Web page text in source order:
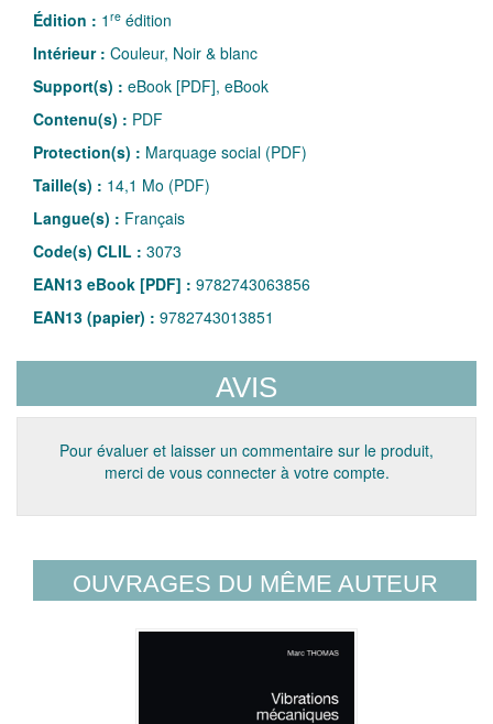
Édition : 1 re édition
Intérieur : Couleur, Noir & blanc
Support(s) : eBook [PDF], eBook
Contenu(s) : PDF
Protection(s) : Marquage social (PDF)
Taille(s) : 14,1 Mo (PDF)
Langue(s) : Français
Code(s) CLIL : 3073
EAN13 eBook [PDF] : 9782743063856
EAN13 (papier) : 9782743013851
AVIS
Pour évaluer et laisser un commentaire sur le produit,
merci de vous connecter à votre compte.
OUVRAGES DU MÊME AUTEUR